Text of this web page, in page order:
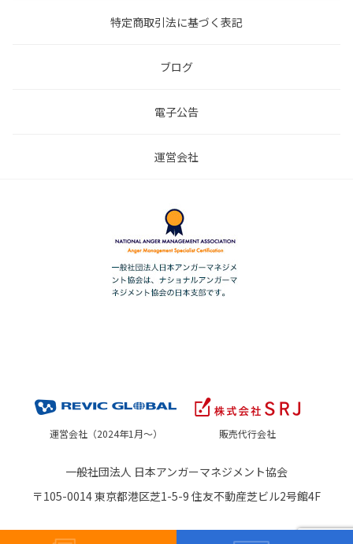
特定商取引法に基づく表記
ブログ
電子公告
運営会社